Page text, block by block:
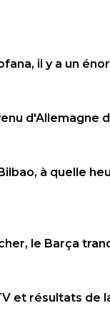
il y a un
d'Allemagne
à quelle
le Barça
et résultats de